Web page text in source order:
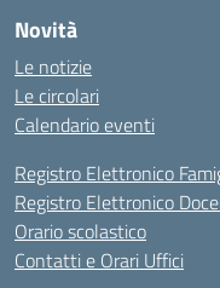
Novità
Le notizie
Le circolari
Calendario eventi
Registro Elettronico
Registro Elettronico
Orario scolastico
Contatti e Orari Uffici